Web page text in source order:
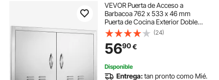
VEVOR Puerta de Acceso a
Barbacoa 762 x 533 x 46 mm
Puerta de Cocina Exterior Doble
Puerta Empotrada de Acero
Inoxidable con Manija para Isla de
Barbacoa, Estación de Parrilla,
Armario Exterior
(24)
5690€
Disponible
Entrega:tan pronto como Mié.